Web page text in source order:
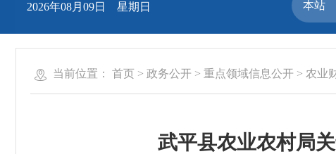
2026年08月09日 星期日
当前位置： 首页 > 政务公开 > 重点领域信息公开 > 农业
武平县农业农村局